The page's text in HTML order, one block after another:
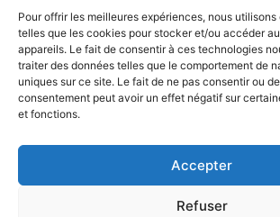
Pour offrir les meilleures expériences, nous
telles que les cookies pour stocker et/ou accéder
appareils. Le fait de consentir à ces technologies
traiter des données telles que le comportement de
uniques sur ce site. Le fait de ne pas consentir ou
consentement peut avoir un effet négatif sur
et fonctions.
Accepter
Refuser
Télécharger ICS
06.72.78.97.17
Pour plus d’informations :cliquez ici